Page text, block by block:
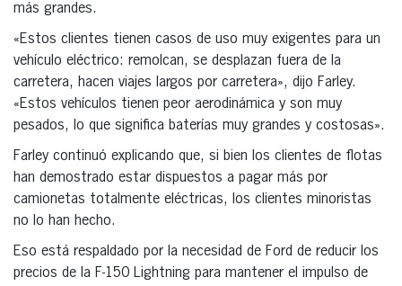
más grandes.
«Estos clientes tienen casos de uso muy exigentes para un
vehículo eléctrico: remolcan, se desplazan fuera de la
carretera, hacen viajes largos por carretera», dijo Farley.
«Estos vehículos tienen peor aerodinámica y son muy
pesados, lo que significa baterías muy grandes y costosas».
Farley continuó explicando que, si bien los clientes de flotas
han demostrado estar dispuestos a pagar más por
camionetas totalmente eléctricas, los clientes minoristas
no lo han hecho.
Eso está respaldado por la necesidad de Ford de reducir los
precios de la F-150 Lightning para mantener el impulso de